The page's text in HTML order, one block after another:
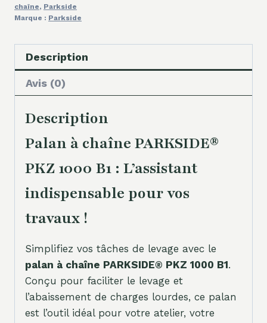
chaîne, Parkside
Marque : Parkside
Description
Avis (0)
Description
Palan à chaîne PARKSIDE®
PKZ 1000 B1 : L’assistant
indispensable pour vos
travaux !
Simplifiez vos tâches de levage avec le
palan à chaîne PARKSIDE® PKZ 1000 B1.
Conçu pour faciliter le levage et
l’abaissement de charges lourdes, ce palan
est l’outil idéal pour votre atelier, votre